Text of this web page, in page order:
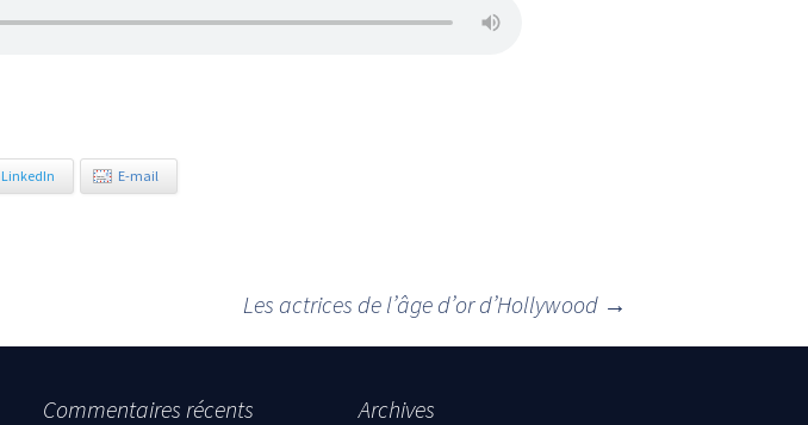
LinkedIn E-mail
Les actrices de l’âge d’or d’Hollywood →
Commentaires récents Archives